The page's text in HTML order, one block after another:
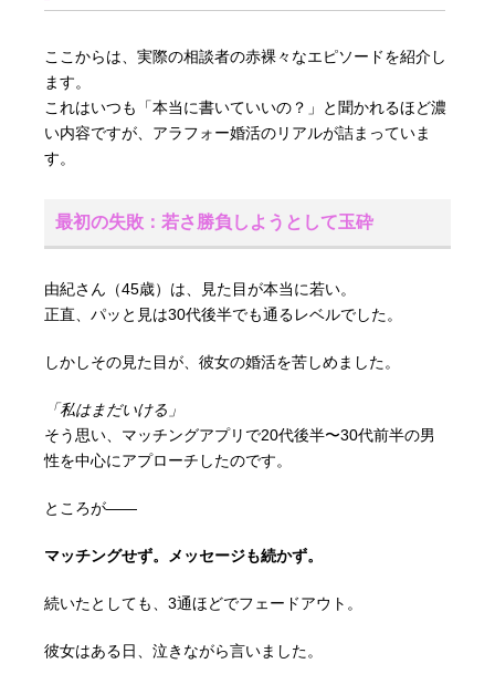
ここからは、実際の相談者の赤裸々なエピソードを紹介し
ます。
これはいつも「本当に書いていいの？」と聞かれるほど濃
い内容ですが、アラフォー婚活のリアルが詰まっていま
す。
最初の失敗：若さ勝負しようとして玉砕
由紀さん（45歳）は、見た目が本当に若い。
正直、パッと見は30代後半でも通るレベルでした。
しかしその見た目が、彼女の婚活を苦しめました。
「私はまだいける」
そう思い、マッチングアプリで20代後半〜30代前半の男
性を中心にアプローチしたのです。
ところが――
マッチングせず。メッセージも続かず。
続いたとしても、3通ほどでフェードアウト。
彼女はある日、泣きながら言いました。